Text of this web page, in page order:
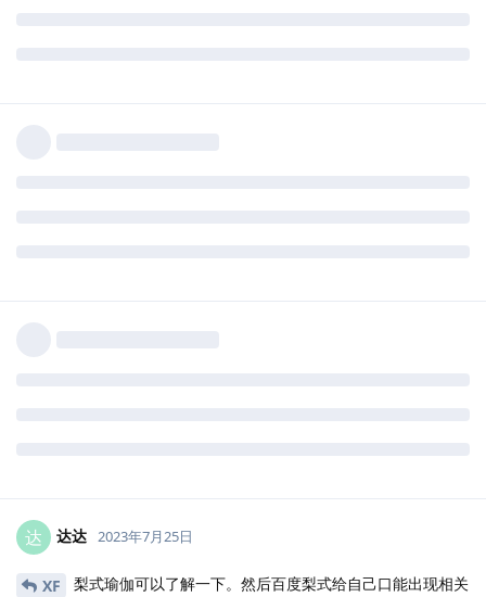
达 达达 2023年7月25日
XF
梨式瑜伽可以了解一下。然后百度梨式给自己口能出现相关